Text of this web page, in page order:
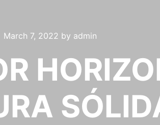
March 7, 2022 by admin